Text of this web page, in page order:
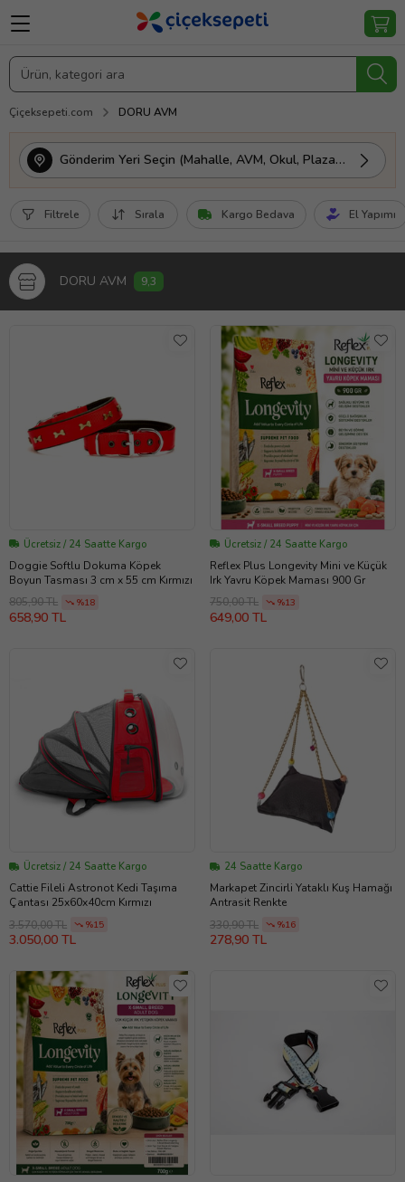
Çiçeksepeti.com DORU AVM
Gönderim Yeri Seçin (Mahalle, AVM, Okul, Plaza vs.)
Filtrele Sırala Kargo Bedava El Yapımı
DORU AVM 9,3
Ücretsiz / 24 Saatte Kargo
Doggie Softlu Dokuma Köpek
Boyun Tasması 3 cm x 55 cm Kırmızı
805,90 TL
%18
658,90 TL
Ücretsiz / 24 Saatte Kargo
Reflex Plus Longevity Mini ve Küçük
Irk Yavru Köpek Maması 900 Gr
750,00 TL
%13
649,00 TL
Ücretsiz / 24 Saatte Kargo
Cattie Fileli Astronot Kedi Taşıma
Çantası 25x60x40cm Kırmızı
3.570,00 TL
%15
3.050,00 TL
24 Saatte Kargo
Markapet Zincirli Yataklı Kuş Hamağı
Antrasit Renkte
330,90 TL
%16
278,90 TL